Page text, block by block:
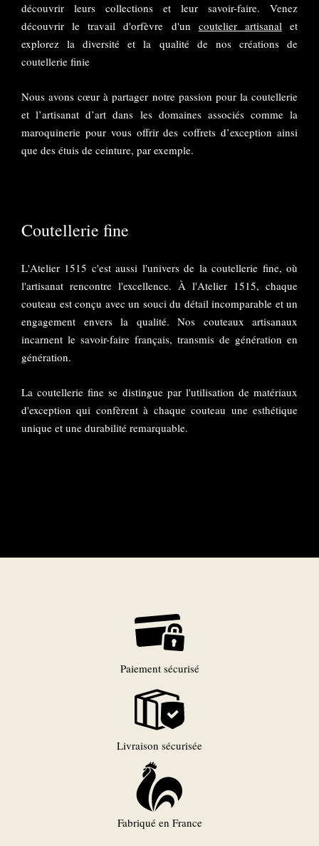
découvrir leurs collections et leur savoir-faire. Venez
découvrir le travail d'orfèvre d'un coutelier artisanalet
explorez la diversité et la qualité de nos créations de
coutellerie finie
Nous avons cœur à partager notre passion pour la coutellerie
et l’artisanat d’art dans les domaines associés comme la
maroquinerie pour vous offrir des coffrets d’exception ainsi
que des étuis de ceinture, par exemple.
Coutellerie fine
L'Atelier 1515 c'est aussi l'univers de la coutellerie fine, où
l'artisanat rencontre l'excellence. À l'Atelier 1515, chaque
couteau est conçu avec un souci du détail incomparable et un
engagement envers la qualité. Nos couteaux artisanaux
incarnent le savoir-faire français, transmis de génération en
génération.
La coutellerie fine se distingue par l'utilisation de matériaux
d'exception qui confèrent à chaque couteau une esthétique
unique et une durabilité remarquable.
Paiement sécurisé
Livraison sécurisée
Fabriqué en France